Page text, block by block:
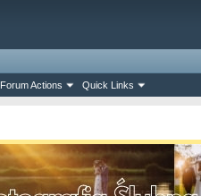
Forum Actions Quick Links